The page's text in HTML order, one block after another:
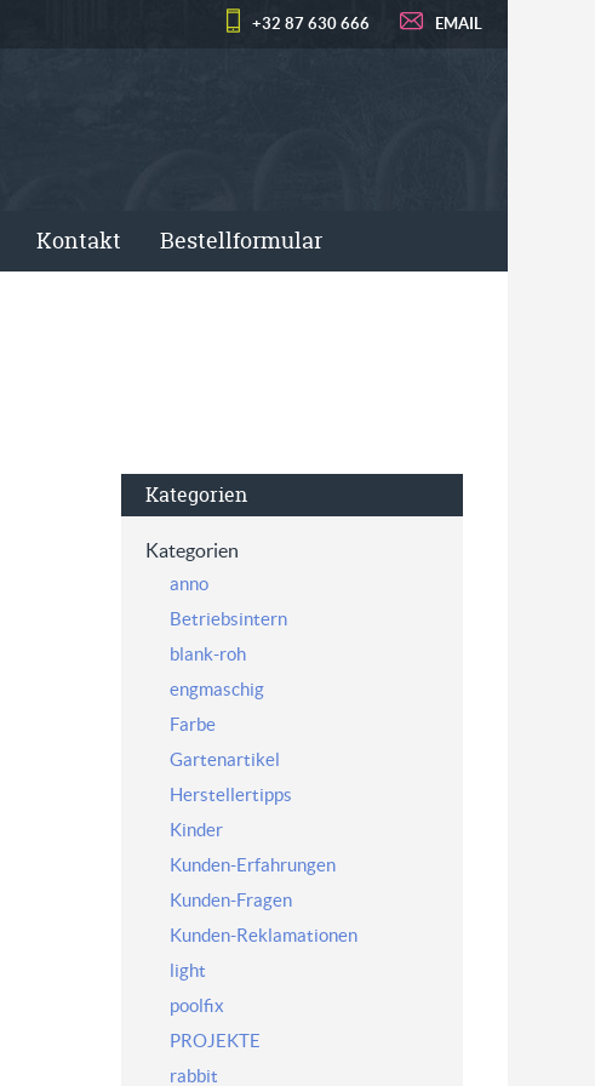
+32 87 630 666 EMAIL
Kontakt Bestellformular
Kategorien
Kategorien
anno
Betriebsintern
blank-roh
engmaschig
Farbe
Gartenartikel
Herstellertipps
Kinder
Kunden-Erfahrungen
Kunden-Fragen
Kunden-Reklamationen
light
poolfix
PROJEKTE
rabbit